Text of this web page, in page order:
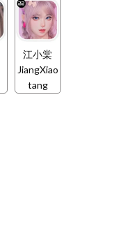
江小棠
JiangXiao
tang